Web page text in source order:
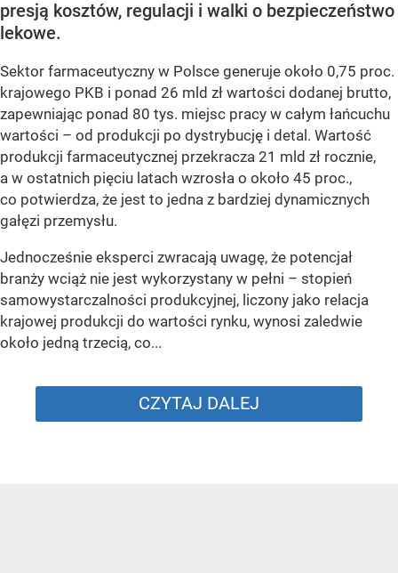
presją kosztów, regulacji i walki o bezpieczeństwo
lekowe.
Sektor farmaceutyczny w Polsce generuje około 0,75 proc.
krajowego PKB i ponad 26 mld zł wartości dodanej brutto,
zapewniając ponad 80 tys. miejsc pracy w całym łańcuchu
wartości – od produkcji po dystrybucję i detal. Wartość
produkcji farmaceutycznej przekracza 21 mld zł rocznie,
a w ostatnich pięciu latach wzrosła o około 45 proc.,
co potwierdza, że jest to jedna z bardziej dynamicznych
gałęzi przemysłu.
Jednocześnie eksperci zwracają uwagę, że potencjał
branży wciąż nie jest wykorzystany w pełni – stopień
samowystarczalności produkcyjnej, liczony jako relacja
krajowej produkcji do wartości rynku, wynosi zaledwie
około jedną trzecią, co...
CZYTAJ DALEJ